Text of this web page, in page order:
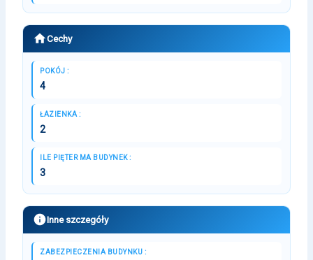
Cechy
POKÓJ :
4
ŁAZIENKA :
2
ILE PIĘTER MA BUDYNEK :
3
Inne szczegóły
ZABEZPIECZENIA BUDYNKU :